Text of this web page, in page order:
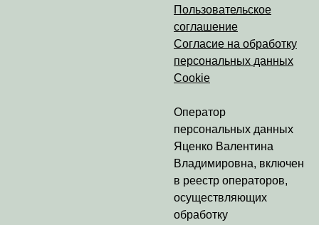
Пользовательское
соглашение
Согласие на обработку
персональных данных
Cookie
Оператор
персональных данных
Яценко Валентина
Владимировна, включен
в реестр операторов,
осуществляющих
обработку